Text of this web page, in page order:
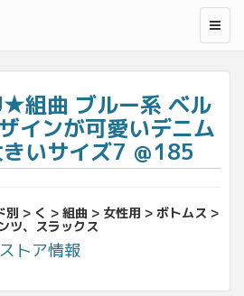
組曲 ブルー系 ベル
インが可愛いデニム
いサイズ7 ＠185
別 > く > 組曲 > 女性用 > ボトムス >
ツ、スラックス
ストア情報